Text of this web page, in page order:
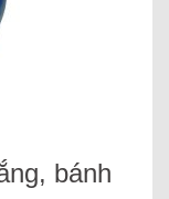
bánh